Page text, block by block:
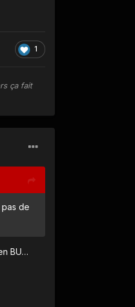
1
ça fait
de
BU…